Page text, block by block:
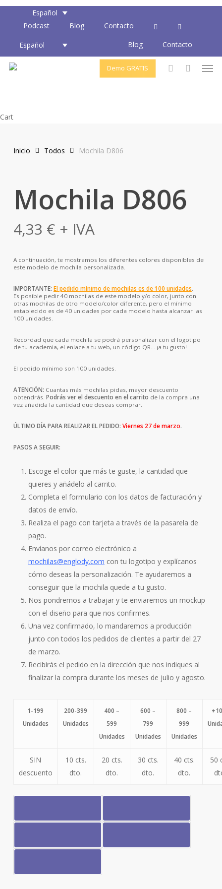
Skip
content
Español
Podcast
Blog Contacto
Español Blog Contacto
Demo GRATIS
CartClose
Inicio Todos Mochila D806
Mochila D806
4,33 € + IVA
A continuación, te mostramos los diferentes colores disponibles de
este modelo de mochila personalizada.
IMPORTANTE: El pedido mínimo de mochilas es de 100 unidades.
Es posible pedir 40 mochilas de este modelo y/o color, junto con
otras mochilas de otro modelo/color diferente, pero el mínimo
establecido es de 40 unidades por cada modelo hasta alcanzar las
100 unidades.
Recordad que cada mochila se podrá personalizar con el logotipo
de tu academia, el enlace a tu web, un código QR… ¡a tu gusto!
El pedido mínimo son 100 unidades.
ATENCIÓN: Cuantas más mochilas pidas, mayor descuento
obtendrás. Podrás ver el descuento en el carrito de la compra una
vez añadida la cantidad que deseas comprar.
ÚLTIMO DÍA PARA REALIZAR EL PEDIDO: Viernes 27 de marzo.
PASOS A SEGUIR:
Escoge el color que más te guste, la cantidad que
quieres y añádelo al carrito.
Completa el formulario con los datos de facturación y
datos de envío.
Realiza el pago con tarjeta a través de la pasarela de
pago.
Envíanos por correo electrónico a
mochilas@englody.com con tu logotipo y explícanos
cómo deseas la personalización. Te ayudaremos a
conseguir que la mochila quede a tu gusto.
Nos pondremos a trabajar y te enviaremos un mockup
con el diseño para que nos confirmes.
Una vez confirmado, lo mandaremos a producción
junto con todos los pedidos de clientes a partir del 27
de marzo.
Recibirás el pedido en la dirección que nos indiques al
finalizar la compra durante los meses de julio y agosto.
1-199
Unidades
200-399
Unidades
400 –
599
Unidades
600 –
799
Unidades
800 –
999
Unidades
SIN
descuento
10 cts.
dto.
20 cts.
dto.
30 cts.
dto.
40 cts.
dto.
50